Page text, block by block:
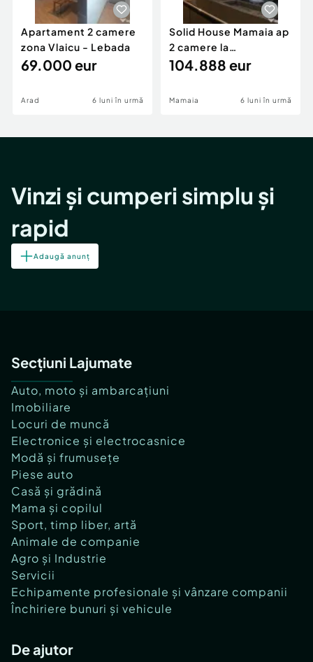
Apartament 2 camere
zona Vlaicu - Lebada
69.000 eur
Arad 6 luni în urmă
Solid House Mamaia ap
2 camere la
cheie,langa Mega
104.888 eur
Mamaia 6 luni în urmă
Vinzi și cumperi simplu și
rapid
Adaugă anunț
Secțiuni Lajumate
Auto, moto și ambarcațiuni
Imobiliare
Locuri de muncă
Electronice și electrocasnice
Modă și frumusețe
Piese auto
Casă și grădină
Mama și copilul
Sport, timp liber, artă
Animale de companie
Agro și Industrie
Servicii
Echipamente profesionale și vânzare companii
Închiriere bunuri și vehicule
De ajutor